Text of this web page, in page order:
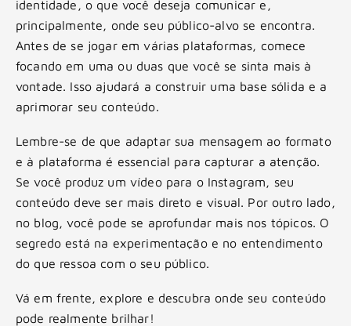
identidade, o que você deseja comunicar e,
principalmente, onde seu público-alvo se encontra.
Antes de se jogar em várias plataformas, comece
focando em uma ou duas que você se sinta mais à
vontade. Isso ajudará a construir uma base sólida e a
aprimorar seu conteúdo.
Lembre-se de que adaptar sua mensagem ao formato
e à plataforma é essencial para capturar a atenção.
Se você produz um vídeo para o Instagram, seu
conteúdo deve ser mais direto e visual. Por outro lado,
no blog, você pode se aprofundar mais nos tópicos. O
segredo está na experimentação e no entendimento
do que ressoa com o seu público.
Vá em frente, explore e descubra onde seu conteúdo
pode realmente brilhar!